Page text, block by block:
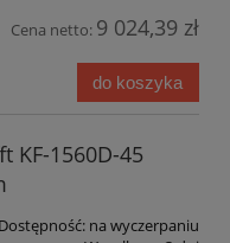
Cena netto: 9 024,39 zł
do koszyka
KF-1560D-45
Dostępność: na wyczerpaniu